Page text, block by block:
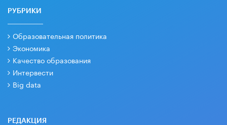
РУБРИКИ
Образовательная политика
Экономика
Качество образования
Интервести
Big data
РЕДАКЦИЯ